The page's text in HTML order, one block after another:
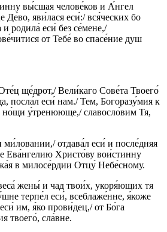
вы́сшая челове́ков и А́нгел
Де́во, яви́лася еси́:/ вся́ческих бо
родила́ еси́ без се́мене,/
от Тебе́ во спасе́ние душ
ще́дрот,/ Вели́каго Сове́та Твоего́
посла́л еси́ нам./ Тем, Богоразу́мия к
но́щи у́тренююще,/ славосло́вим Тя,
отдава́л еси́ и после́дняя
Ева́нгелию Христо́ву вои́стинну
в милосе́рдии Отцу́ Небе́сному.
жены́ и чад твои́х, укоря́ющих тя
терпе́л еси́, всеблаже́нне, я́коже
им, я́ко прови́дец,/ от Бо́га
твоего́, сла́вне.